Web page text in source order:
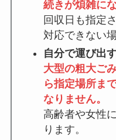
続きが煩雑に
回収日も指定
対応できない
自分で運び出
大型の粗大ご
ら指定場所ま
なりません。
高齢者や女性
ります。